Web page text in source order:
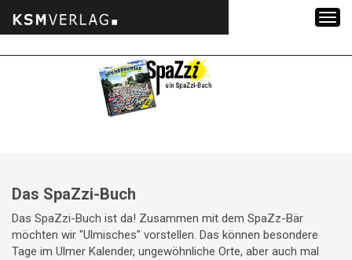
Das SpaZzi-Buch
Das SpaZzi-Buch ist da! Zusammen mit dem SpaZz-Bär
möchten wir "Ulmisches" vorstellen. Das können besondere
Tage im Ulmer Kalender, ungewöhnliche Orte, aber auch mal